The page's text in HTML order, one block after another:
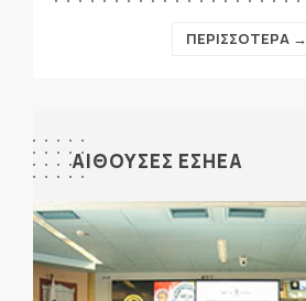
ΠΕΡΙΣΣΟΤΕΡΑ →
ΑΙΘΟΥΣΕΣ ΕΣΗΕΑ